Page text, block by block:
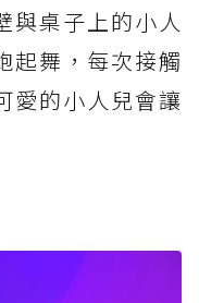
與桌子上的小人
起舞，每次接觸
愛的小人兒會讓